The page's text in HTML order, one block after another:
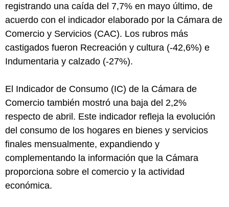
registrando una caída del 7,7% en mayo último, de
acuerdo con el indicador elaborado por la Cámara de
Comercio y Servicios (CAC). Los rubros más
castigados fueron Recreación y cultura (-42,6%) e
Indumentaria y calzado (-27%).
El Indicador de Consumo (IC) de la Cámara de
Comercio también mostró una baja del 2,2%
respecto de abril. Este indicador refleja la evolución
del consumo de los hogares en bienes y servicios
finales mensualmente, expandiendo y
complementando la información que la Cámara
proporciona sobre el comercio y la actividad
económica.